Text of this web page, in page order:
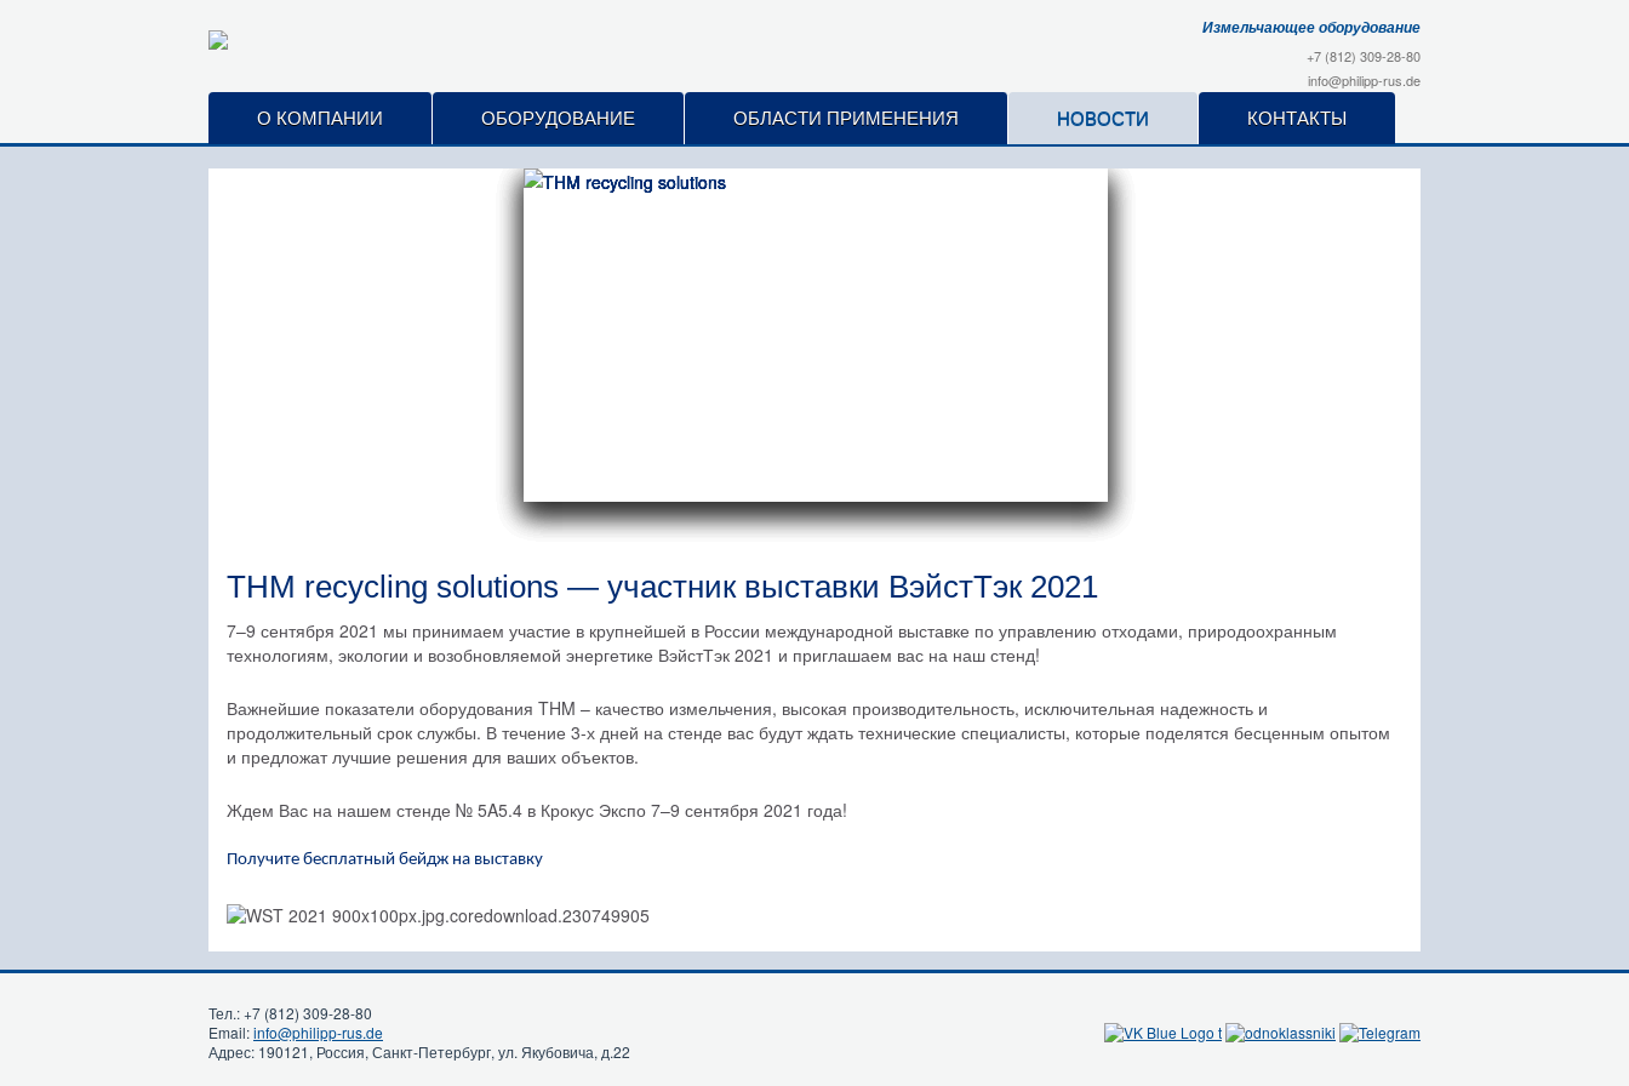
Измельчающее оборудование
+7 (812) 309-28-80
info@philipp-rus.de
О КОМПАНИИ ОБОРУДОВАНИЕ ОБЛАСТИ ПРИМЕНЕНИЯ НОВОСТИ КОНТАКТЫ
THM recycling solutions — участник выставки ВэйстТэк 2021
7–9 сентября 2021 мы принимаем участие в крупнейшей в России международной выставке по управлению отходами, природоохранным
технологиям, экологии и возобновляемой энергетике ВэйстТэк 2021 и приглашаем вас на наш стенд!
Важнейшие показатели оборудования THM – качество измельчения, высокая производительность, исключительная надежность и
продолжительный срок службы. В течение 3-х дней на стенде вас будут ждать технические специалисты, которые поделятся бесценным опытом
и предложат лучшие решения для ваших объектов.
Ждем Вас на нашем стенде № 5A5.4 в Крокус Экспо 7–9 сентября 2021 года!
Получите бесплатный бейдж на выставку
Тел.: +7 (812) 309-28-80
Email:info@philipp-rus.de
Адрес: 190121, Россия, Санкт-Петербург, ул. Якубовича, д.22